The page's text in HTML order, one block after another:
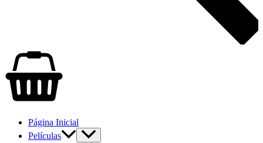
Página Inicial
Películas